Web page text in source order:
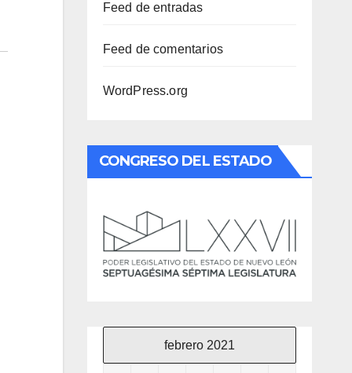
Feed de entradas
Feed de comentarios
WordPress.org
CONGRESO DEL ESTADO
febrero 2021